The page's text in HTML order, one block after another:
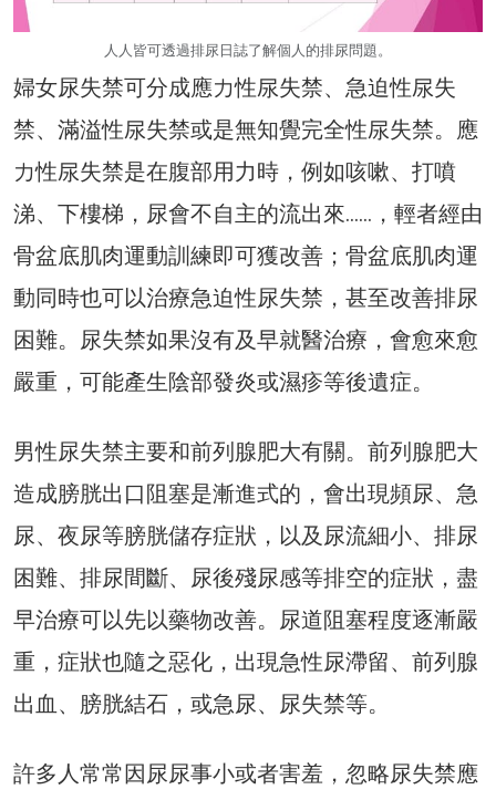
人人皆可透過排尿日誌了解個人的排尿問題。
婦女尿失禁可分成應力性尿失禁、急迫性尿失
禁、滿溢性尿失禁或是無知覺完全性尿失禁。應
力性尿失禁是在腹部用力時，例如咳嗽、打噴
涕、下樓梯，尿會不自主的流出來……，輕者經由
骨盆底肌肉運動訓練即可獲改善；骨盆底肌肉運
動同時也可以治療急迫性尿失禁，甚至改善排尿
困難。尿失禁如果沒有及早就醫治療，會愈來愈
嚴重，可能產生陰部發炎或濕疹等後遺症。
男性尿失禁主要和前列腺肥大有關。前列腺肥大
造成膀胱出口阻塞是漸進式的，會出現頻尿、急
尿、夜尿等膀胱儲存症狀，以及尿流細小、排尿
困難、排尿間斷、尿後殘尿感等排空的症狀，盡
早治療可以先以藥物改善。尿道阻塞程度逐漸嚴
重，症狀也隨之惡化，出現急性尿滯留、前列腺
出血、膀胱結石，或急尿、尿失禁等。
許多人常常因尿尿事小或者害羞，忽略尿失禁應